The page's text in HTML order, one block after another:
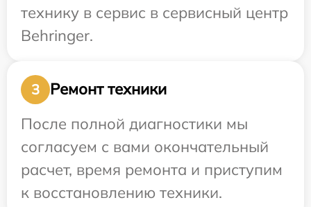
технику в сервис в сервисный центр
Behringer.
3
Ремонт техники
После полной диагностики мы
согласуем с вами окончательный
расчет, время ремонта и приступим
к восстановлению техники.